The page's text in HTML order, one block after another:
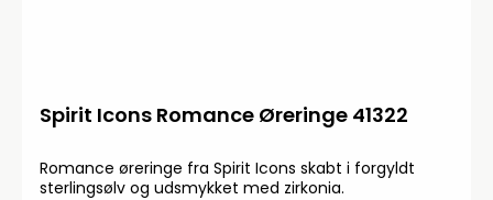
Spirit Icons Romance Øreringe 41322
Romance øreringe fra Spirit Icons skabt i forgyldt
sterlingsølv og udsmykket med zirkonia.